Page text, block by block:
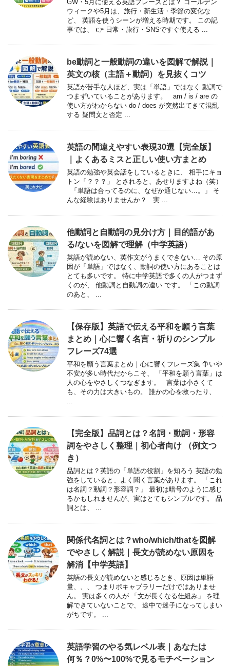
GW・5月に使える英語フレーズとは？ ゴールデン
ウィークや5月は、旅行・新生活・季節の変化な
ど、 英語を使うシーンが増える時期です。 この記
事では、 👉 日常・旅行・SNSですぐ使える ...
be動詞と一般動詞の違いを図解で解説｜
英文の核（主語＋動詞）を見抜くコツ
英語が苦手な人ほど、実は「単語」ではなく 動詞で
つまずいていることがあります。 am / is / are の
使い方がわからない do / does が突然出てきて混乱
する 疑問文と否定 ...
英語の間違えやすい表現30選【完全版】
｜よくあるミスと正しい使い方まとめ
英語の勉強や英会話をしているときに、 相手にキョ
トン「？？？」 とされると、あせりますよね（笑）
「単語は合ってるのに、なぜか通じない…。」 そ
んな経験はありませんか？ 実 ...
他動詞と自動詞の見分け方｜目的語があ
る/ないを図解で理解（中学英語）
英語が読めない、英作文がうまくできない… その原
因が「単語」ではなく、動詞の使い方にあることは
とても多いです。 特に中学英語で多くの人がつまず
くのが、 他動詞と自動詞の違い です。 「この動詞
のあと、 ...
【保存版】英語で伝える平和を願う言葉
まとめ｜心に響く名言・祈りのシンプル
フレーズ74選
平和を願う言葉まとめ｜心に響くフレーズ集 争いや
不安が多い時代だからこそ、 「平和を願う言葉」は
人の心をやさしくつなぎます。 言葉は小さくて
も、その力は大きいもの。 誰かの心を救ったり、
【完全版】品詞とは？名詞・動詞・形容
詞をやさしく整理｜初心者向け （例文つ
き）
品詞とは？英語の「単語の役割」を知ろう 英語の勉
強をしていると、よく聞く言葉があります。 「これ
は名詞？動詞？形容詞？」 最初は暗号のように感じ
るかもしれませんが、実はとてもシンプルです。 品
詞とは、 ...
関係代名詞とは？who/which/thatを図解
でやさしく解説｜長文が読めない原因を
解消【中学英語】
英語の長文が読めないと感じるとき、原因は単語
量、、、 つまりボキャブラリーだけではありませ
ん。 実は多くの人が 「文が長くなる仕組み」 を理
解できていないことで、 途中で迷子になってしまい
がちです。 ...
英語学習のやる気レベル表｜あなたは
何％？0%〜100%で見るモチベーション